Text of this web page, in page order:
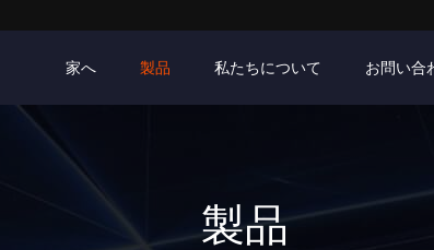
家へ 製品 私たちについて お問い合
製品